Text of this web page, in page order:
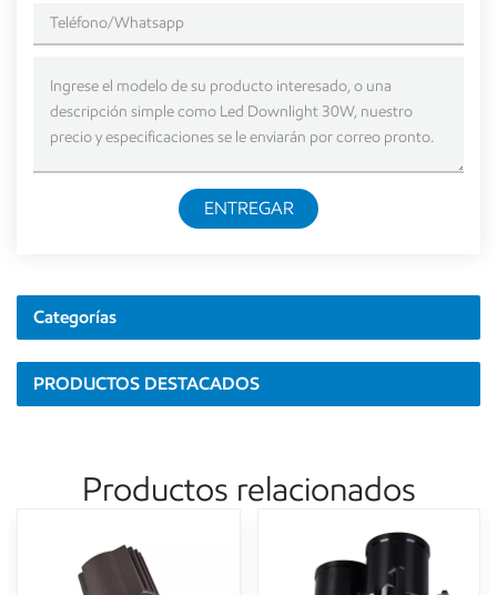
ENTREGAR
Categorías
PRODUCTOS DESTACADOS
Productos relacionados